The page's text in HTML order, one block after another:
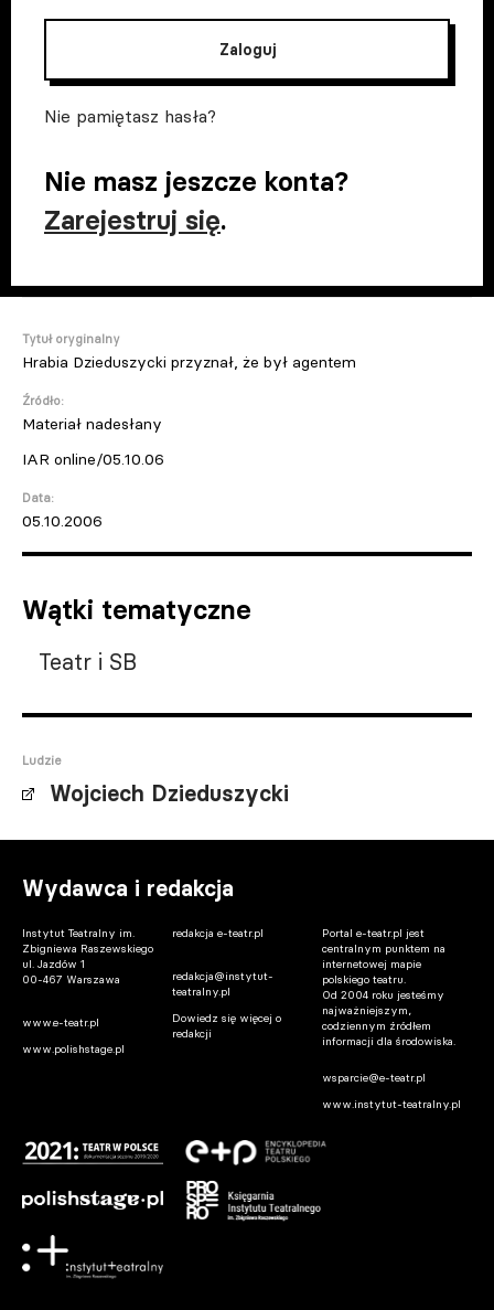
Zaloguj
Nie pamiętasz hasła?
Nie masz jeszcze konta?
Zarejestruj się.
Tytuł oryginalny
Hrabia Dzieduszycki przyznał, że był agentem
Źródło:
Materiał nadesłany
IAR online/05.10.06
Data:
05.10.2006
Wątki tematyczne
Teatr i SB
Ludzie
Wojciech Dzieduszycki
Wydawca i redakcja
Instytut Teatralny im.
Zbigniewa Raszewskiego
ul. Jazdów 1
00-467 Warszawa
www.e-teatr.pl
www.polishstage.pl
redakcja e-teatr.pl
redakcja@instytut-
teatralny.pl
Dowiedz się więcej o
redakcji
Portal e-teatr.pl jest
centralnym punktem na
internetowej mapie
polskiego teatru.
Od 2004 roku jesteśmy
najważniejszym,
codziennym źródłem
informacji dla środowiska.
wsparcie@e-teatr.pl
www.instytut-teatralny.pl